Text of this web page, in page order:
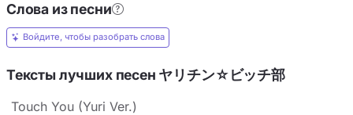
Слова из песни
Войдите, чтобы разобрать слова
Тексты лучших песен ヤリチン☆ビッチ部
Touch You (Yuri Ver.)